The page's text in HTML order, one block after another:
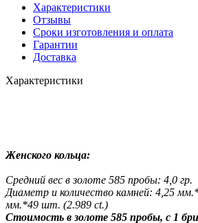
Характеристики
Отзывы
Сроки изготовления и оплата
Гарантии
Доставка
Характеристики
Женского кольца:
Средний вес в золоте 585 пробы: 4,0 гр.
Диаметр и количество камней: 4,25
мм.*49 шт. (2.989 ct.)
Стоимость в золоте 585 пробы, с 1